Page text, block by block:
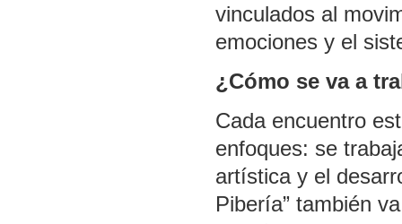
vinculados al
emociones y el
¿Cómo se va a
Cada encuentro
enfoques: se
artística y el
Pibería” también